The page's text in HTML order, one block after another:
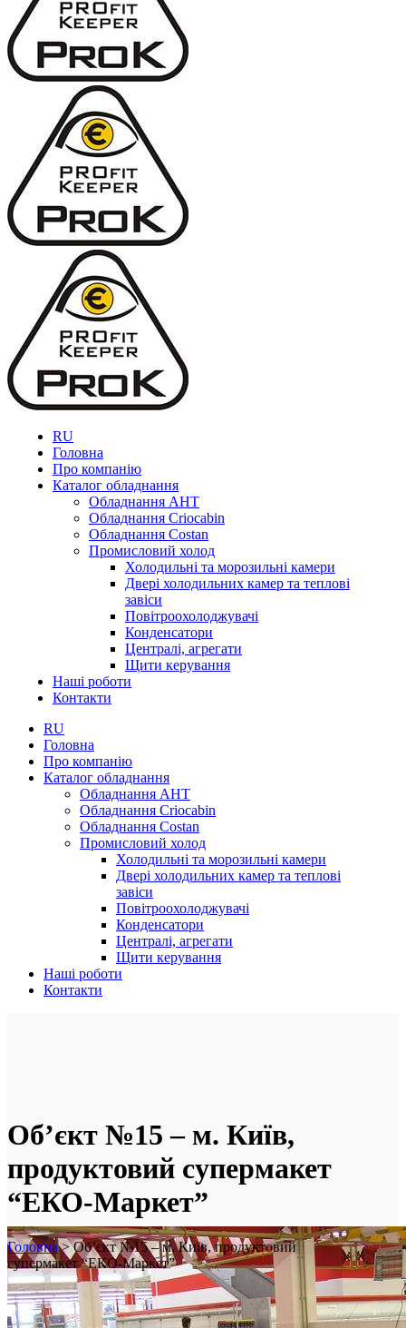
RU
Головна
Про компанію
Каталог обладнання
Обладнання AHT
Обладнання Criocabin
Обладнання Costan
Промисловий холод
Холодильні та морозильні камери
Двері холодильних камер та теплові
завіси
Повітроохолоджувачі
Конденсатори
Централі, агрегати
Щити керування
Наші роботи
Контакти
RU
Головна
Про компанію
Каталог обладнання
Обладнання AHT
Обладнання Criocabin
Обладнання Costan
Промисловий холод
Холодильні та морозильні камери
Двері холодильних камер та теплові
завіси
Повітроохолоджувачі
Конденсатори
Централі, агрегати
Щити керування
Наші роботи
Контакти
Об’єкт №15 – м. Київ,
продуктовий супермакет
“ЕКО-Маркет”
Головна>Об’єкт №15 – м. Київ, продуктовий
супермакет “ЕКО-Маркет”